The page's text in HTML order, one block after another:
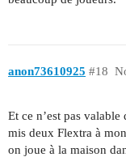
anon73610925 #18
Et ce n’est pas
mis deux Flextra à
on joue à la maison